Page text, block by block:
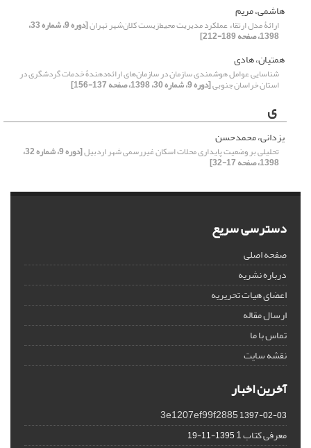
هاشمی، مریم
ارائۀ مدل ارتقاء عملکرد مدیریت محیط‌زیست کلان‌شهر تهران [دوره 9، شماره 33،
1398، صفحه 189-212]
همتیان، هادی
شناسایی عوامل هوشمندی سازمان در سازمان‌های ارائه‌دهندۀ خدمات گردشگری در
استان خراسان جنوبی[دوره 9، شماره 30، 1398، صفحه 137-156]
ی
یزدانی، محمدحسن
تحلیلی بر وضعیت پایداری محلات اسکان غیررسمی شهر اردبیل [دوره 9، شماره 32،
1398، صفحه 17-32]
دسترسی سریع
صفحه اصلی
درباره نشریه
اعضای هیات تحریریه
ارسال مقاله
تماس با ما
نقشه سایت
آخرین اخبار
3e1207ef99f28851397-02-03
معرفی کتاب 1 1395-11-19